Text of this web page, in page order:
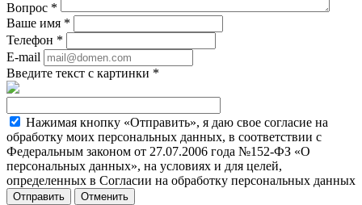
Вопрос *
Ваше имя *
Телефон *
E-mail
Введите текст с картинки *
Нажимая кнопку «Отправить», я даю свое согласие на
обработку моих персональных данных, в соответствии с
Федеральным законом от 27.07.2006 года №152-ФЗ «О
персональных данных», на условиях и для целей,
определенных в Согласии на обработку персональных данных
Отменить